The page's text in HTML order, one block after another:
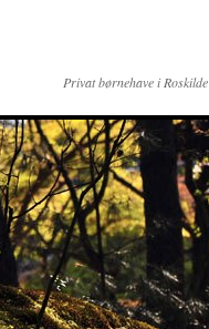
Privat børnehave i Roskilde